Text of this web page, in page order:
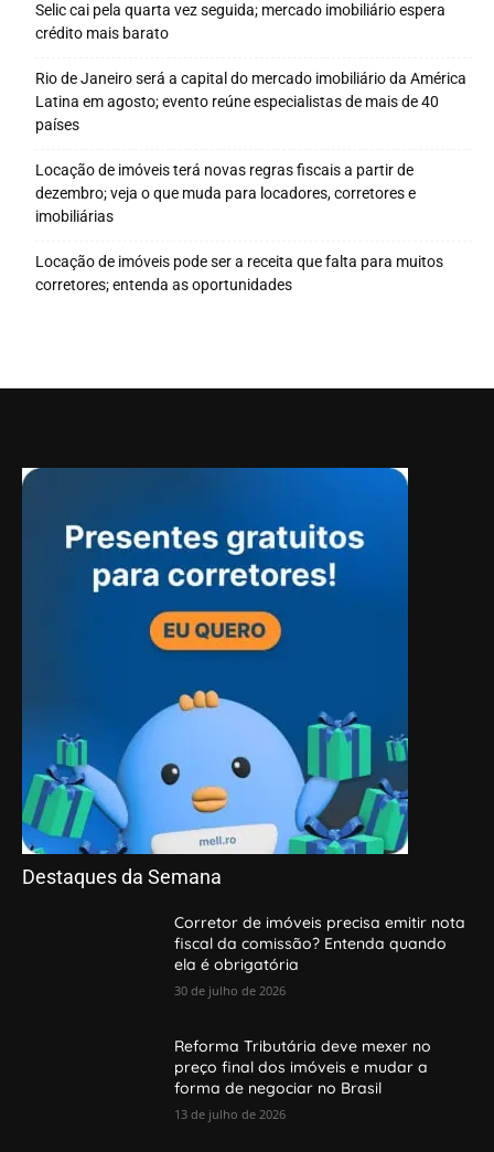
Selic cai pela quarta vez seguida; mercado imobiliário espera
crédito mais barato
Rio de Janeiro será a capital do mercado imobiliário da América
Latina em agosto; evento reúne especialistas de mais de 40
países
Locação de imóveis terá novas regras fiscais a partir de
dezembro; veja o que muda para locadores, corretores e
imobiliárias
Locação de imóveis pode ser a receita que falta para muitos
corretores; entenda as oportunidades
Destaques da Semana
Corretor de imóveis precisa emitir nota
fiscal da comissão? Entenda quando
ela é obrigatória
30 de julho de 2026
Reforma Tributária deve mexer no
preço final dos imóveis e mudar a
forma de negociar no Brasil
13 de julho de 2026